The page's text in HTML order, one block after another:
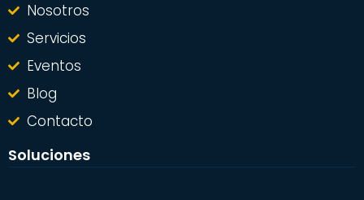
Nosotros
Servicios
Eventos
Blog
Contacto
Soluciones